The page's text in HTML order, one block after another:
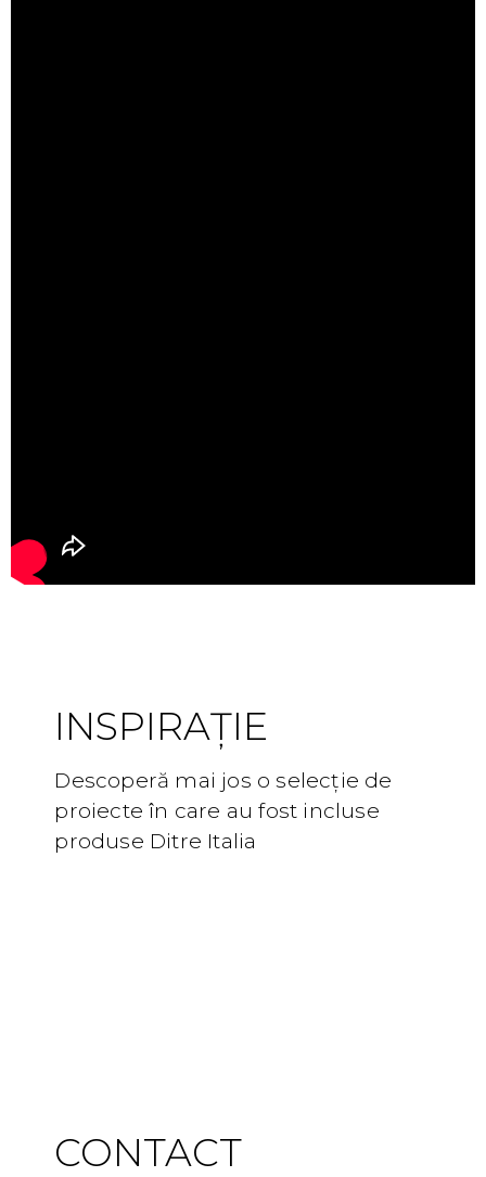
INSPIRAȚIE
Descoperă mai jos o selecție de
proiecte în care au fost incluse
produse Ditre Italia
CONTACT